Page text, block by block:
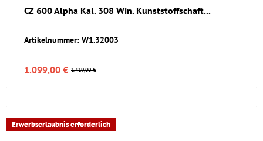
CZ 600 Alpha Kal. 308 Win. Kunststoffschaft...
Artikelnummer: W1.32003
1.419,00 €
1.099,00 €
Erwerbserlaubnis erforderlich